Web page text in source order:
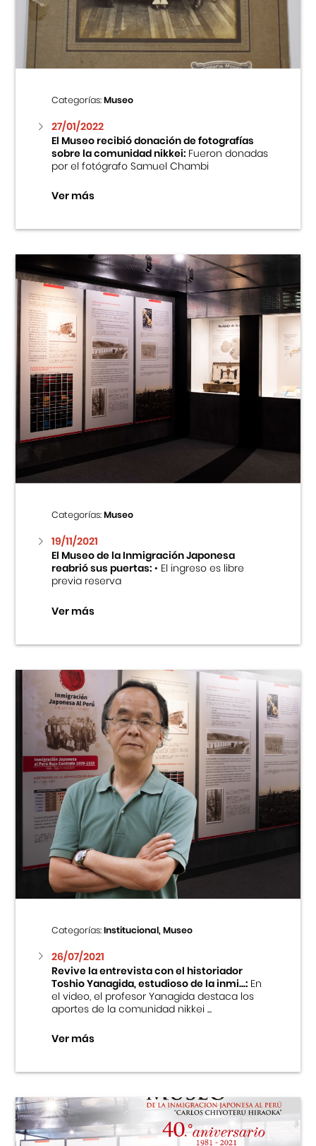
Centro Cultural Peruano Japonés
Museo de la Inmigración Japonesa
Fondo Editorial
Teatro Peruano Japonés
Categorías:Museo
27/01/2022
El Museo recibió donación de fotografías
sobre la comunidad nikkei:Fueron donadas
por el fotógrafo Samuel Chambi
Ver más
Categorías:Museo
19/11/2021
El Museo de la Inmigración Japonesa
reabrió sus puertas:• El ingreso es libre
previa reserva
Ver más
Categorías:Institucional, Museo
26/07/2021
Revive la entrevista con el historiador
Toshio Yanagida, estudioso de la inmi...:En
el video, el profesor Yanagida destaca los
aportes de la comunidad nikkei ...
Ver más